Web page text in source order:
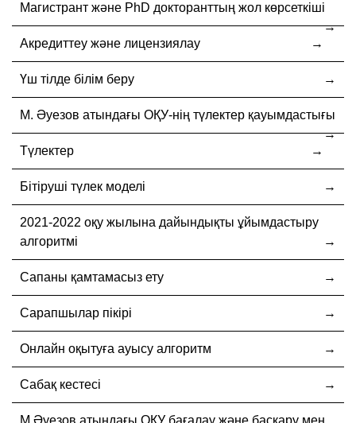
Магистрант және PhD докторанттың жол көрсеткіші
Акредиттеу және лицензиялау
Үш тілде білім беру
М. Әуезов атындағы ОҚУ-нің түлектер қауымдастығы
Түлектер
Бітіруші түлек моделі
2021-2022 оқу жылына дайындықты ұйымдастыру
алгоритмі
Сапаны қамтамасыз ету
Сарапшылар пікірі
Онлайн оқытуға ауысу алгоритм
Сабақ кестесі
М.Әуезов атындағы ОҚУ бағалау және басқару мен